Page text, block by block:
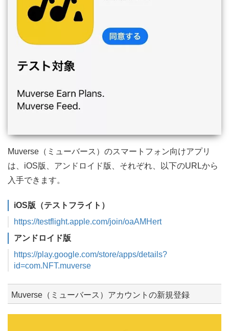
Muverse（ミューバース）のスマートフォン向けアプリ
は、iOS版、アンドロイド版、それぞれ、以下のURLから
入手できます。
iOS版（テストフライト）
https://testflight.apple.com/join/oaAMHert
アンドロイド版
https://play.google.com/store/apps/details?
id=com.NFT.muverse
Muverse（ミューバース）アカウントの新規登録